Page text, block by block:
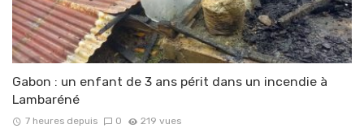
Gabon : un enfant de 3 ans périt dans un incendie à
Lambaréné
7 heures depuis 0 219 vues